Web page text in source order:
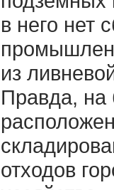
в него нет
из
Правда, на
отходов